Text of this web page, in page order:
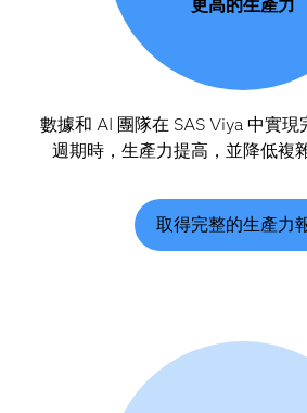
更高的生產力
數據和 AI 團隊在 SAS Viya 中實現
週期時，生產力提高，並降低複
取得完整的生產力